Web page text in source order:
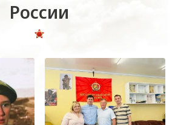
России